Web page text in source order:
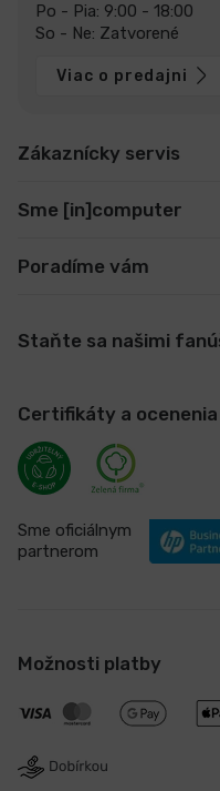
Po - Pia: 9:00 - 18:00
So - Ne: Zatvorené
Viac o predajni
Zákaznícky servis
Sme [in]computer
Poradíme vám
Staňte sa našimi
Certifikáty a ocenenia
Sme oficiálnym
partnerom
Možnosti platby